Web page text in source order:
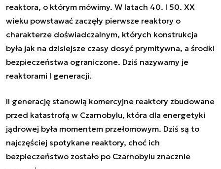
reaktora, o którym mówimy. W latach 40. I 50. XX
wieku powstawać zaczęły pierwsze reaktory o
charakterze doświadczalnym, których konstrukcja
była jak na dzisiejsze czasy dosyć prymitywna, a środki
bezpieczeństwa ograniczone. Dziś nazywamy je
reaktorami I generacji.
II generację stanowią komercyjne reaktory zbudowane
przed katastrofą w Czarnobylu, która dla energetyki
jądrowej była momentem przełomowym. Dziś są to
najczęściej spotykane reaktory, choć ich
bezpieczeństwo zostało po Czarnobylu znacznie